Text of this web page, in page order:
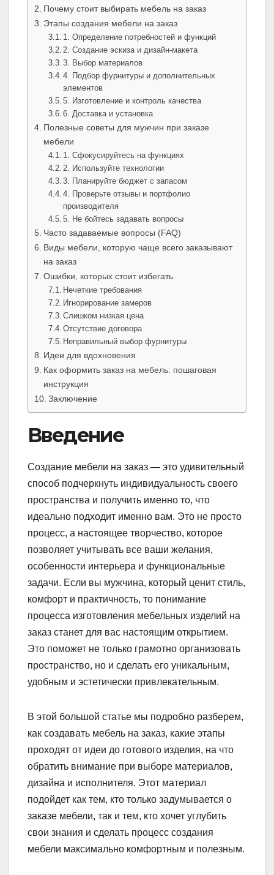
Почему стоит выбирать мебель на заказ
Этапы создания мебели на заказ
1. Определение потребностей и функций
2. Создание эскиза и дизайн-макета
3. Выбор материалов
4. Подбор фурнитуры и дополнительных
элементов
5. Изготовление и контроль качества
6. Доставка и установка
Полезные советы для мужчин при заказе
мебели
1. Сфокусируйтесь на функциях
2. Используйте технологии
3. Планируйте бюджет с запасом
4. Проверьте отзывы и портфолио
производителя
5. Не бойтесь задавать вопросы
Часто задаваемые вопросы (FAQ)
Виды мебели, которую чаще всего заказывают
на заказ
Ошибки, которых стоит избегать
Нечеткие требования
Игнорирование замеров
Слишком низкая цена
Отсутствие договора
Неправильный выбор фурнитуры
Идеи для вдохновения
Как оформить заказ на мебель: пошаговая
инструкция
Заключение
Введение
Создание мебели на заказ — это удивительный
способ подчеркнуть индивидуальность своего
пространства и получить именно то, что
идеально подходит именно вам. Это не просто
процесс, а настоящее творчество, которое
позволяет учитывать все ваши желания,
особенности интерьера и функциональные
задачи. Если вы мужчина, который ценит стиль,
комфорт и практичность, то понимание
процесса изготовления мебельных изделий на
заказ станет для вас настоящим открытием.
Это поможет не только грамотно организовать
пространство, но и сделать его уникальным,
удобным и эстетически привлекательным.
В этой большой статье мы подробно разберем,
как создавать мебель на заказ, какие этапы
проходят от идеи до готового изделия, на что
обратить внимание при выборе материалов,
дизайна и исполнителя. Этот материал
подойдет как тем, кто только задумывается о
заказе мебели, так и тем, кто хочет углубить
свои знания и сделать процесс создания
мебели максимально комфортным и полезным.